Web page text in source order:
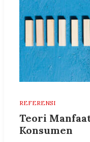
REFERENSI
Teori
Konsumen